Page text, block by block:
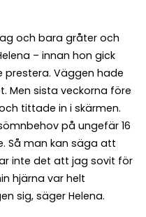
och bara gråter och
– innan hon gick
Väggen hade
Men sista veckorna före
tittade in i skärmen.
på ungefär 16
Så man kan säga att
inte det att jag sovit för
hjärna var helt
sig, säger Helena.